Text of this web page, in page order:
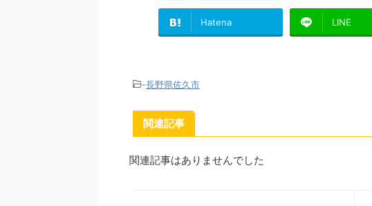
Hatena LINE
-長野県佐久市
関連記事
関連記事はありませんでした